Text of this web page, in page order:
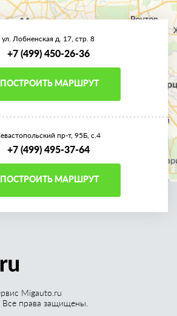
ул. Лобненская д. 17, стр. 8
+7 (499) 450-26-36
ПОСТРОИТЬ МАРШРУТ
пр-т, 95Б, с.4
+7 (499) 495-37-64
ПОСТРОИТЬ МАРШРУТ
Migauto.ru
права защищены.